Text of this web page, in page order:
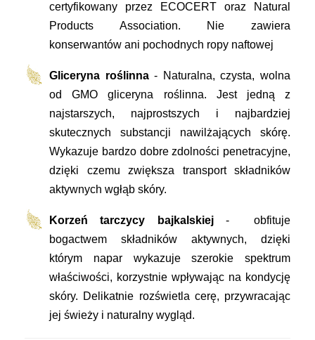
certyfikowany przez ECOCERT oraz Natural
Products Association. Nie zawiera
konserwantów ani pochodnych ropy naftowej
Gliceryna roślinna- Naturalna, czysta, wolna
od GMO gliceryna roślinna. Jest jedną z
najstarszych, najprostszych i najbardziej
skutecznych substancji nawilżających skórę.
Wykazuje bardzo dobre zdolności penetracyjne,
dzięki czemu zwiększa transport składników
aktywnych wgłąb skóry.
Korzeń tarczycy bajkalskiej- obfituje
bogactwem składników aktywnych, dzięki
którym napar wykazuje szerokie spektrum
właściwości, korzystnie wpływając na kondycję
skóry. Delikatnie rozświetla cerę, przywracając
jej świeży i naturalny wygląd.